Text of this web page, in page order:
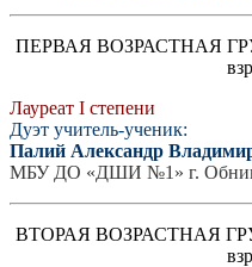
ПЕРВАЯ ВОЗРАСТНАЯ
Лауреат I степени
Дуэт учитель-ученик:
Палий Александр
МБУ ДО «ДШИ №1» г.
ВТОРАЯ ВОЗРАСТНАЯ